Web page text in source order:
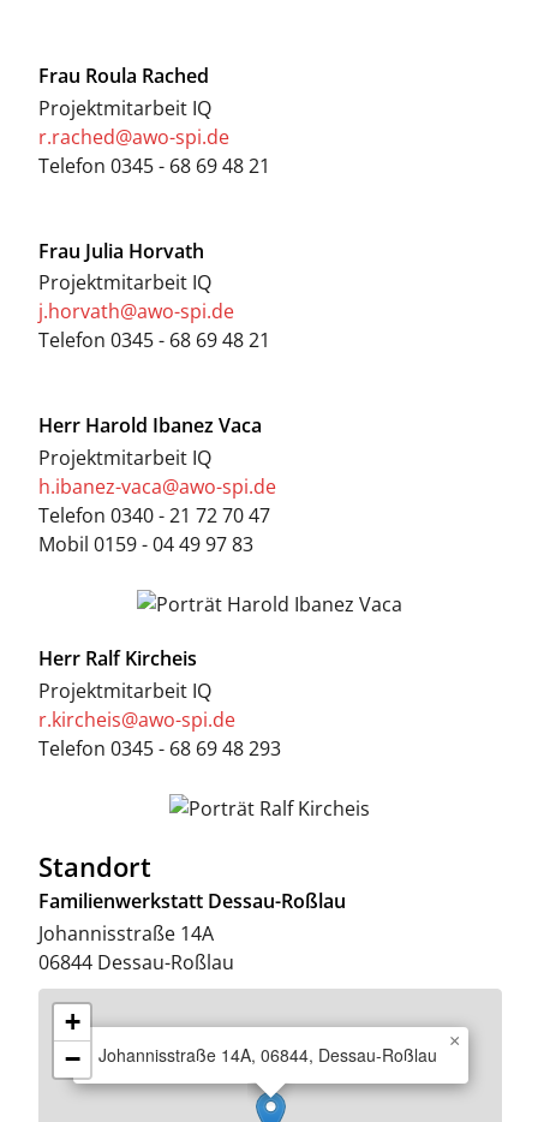
Frau Roula Rached
Projektmitarbeit IQ
r.rached@awo-spi.de
Telefon 0345 - 68 69 48 21
Frau Julia Horvath
Projektmitarbeit IQ
j.horvath@awo-spi.de
Telefon 0345 - 68 69 48 21
Herr Harold Ibanez Vaca
Projektmitarbeit IQ
h.ibanez-vaca@awo-spi.de
Telefon 0340 - 21 72 70 47
Mobil 0159 - 04 49 97 83
Herr Ralf Kircheis
Projektmitarbeit IQ
r.kircheis@awo-spi.de
Telefon 0345 - 68 69 48 293
Standort
Familienwerkstatt Dessau-Roßlau
Johannisstraße 14A
06844 Dessau-Roßlau
Johannisstraße 14A, 06844, Dessau-Roßlau
×
+
−